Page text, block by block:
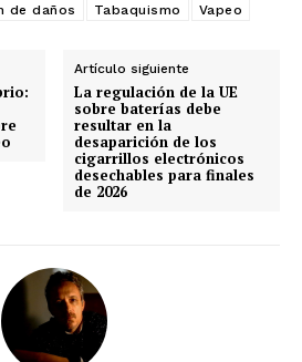
de daños Tabaquismo Vapeo
Artículo siguiente
La regulación de la UE
sobre baterías debe
resultar en la
desaparición de los
cigarrillos electrónicos
desechables para finales
de 2026